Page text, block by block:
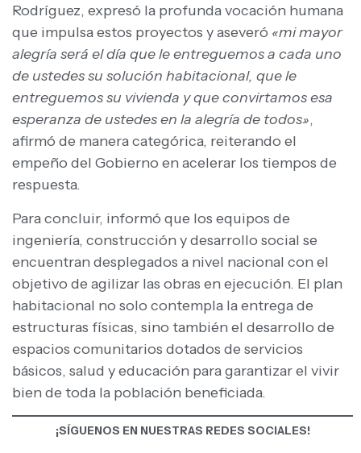
Rodríguez, expresó la profunda vocación humana
que impulsa estos proyectos y aseveró «mi mayor
alegría será el día que le entreguemos a cada uno
de ustedes su solución habitacional, que le
entreguemos su vivienda y que convirtamos esa
esperanza de ustedes en la alegría de todos»,
afirmó de manera categórica, reiterando el
empeño del Gobierno en acelerar los tiempos de
respuesta.
Para concluir, informó que los equipos de
ingeniería, construcción y desarrollo social se
encuentran desplegados a nivel nacional con el
objetivo de agilizar las obras en ejecución. El plan
habitacional no solo contempla la entrega de
estructuras físicas, sino también el desarrollo de
espacios comunitarios dotados de servicios
básicos, salud y educación para garantizar el vivir
bien de toda la población beneficiada.
¡SÍGUENOS EN NUESTRAS REDES SOCIALES!